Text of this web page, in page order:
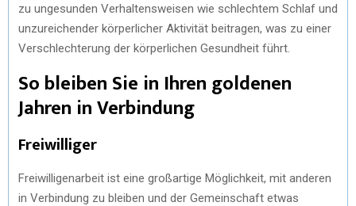
zu ungesunden Verhaltensweisen wie schlechtem Schlaf und
unzureichender körperlicher Aktivität beitragen, was zu einer
Verschlechterung der körperlichen Gesundheit führt.
So bleiben Sie in Ihren goldenen
Jahren in Verbindung
Freiwilliger
Freiwilligenarbeit ist eine großartige Möglichkeit, mit anderen
in Verbindung zu bleiben und der Gemeinschaft etwas